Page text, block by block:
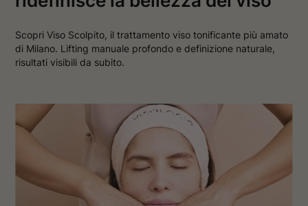
m
i
a
p
r
u
a
a
s
a
p
r
e
n
a
n
a
f
Scopri Viso Scolpito, il trattamento viso tonificante più amato
di Milano. Lifting manuale profondo e definizione naturale,
risultati visibili da subito.